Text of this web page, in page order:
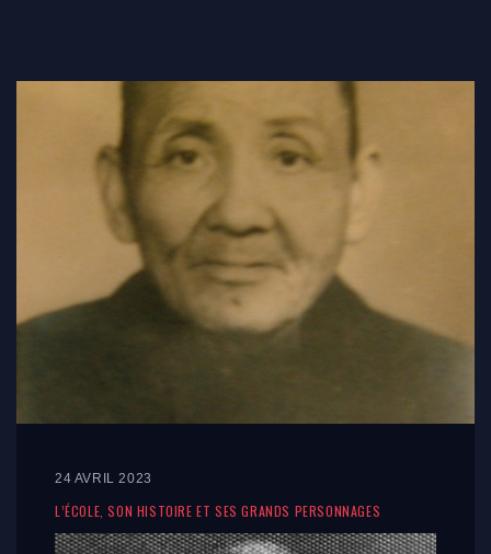
24 AVRIL 2023
L’ÉCOLE, SON HISTOIRE ET SES GRANDS PERSONNAGES